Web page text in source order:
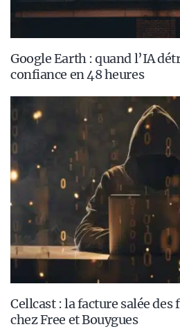
Google Earth : quand l’IA
confiance en 48 heures
Cellcast : la facture salée des
chez Free et Bouygues